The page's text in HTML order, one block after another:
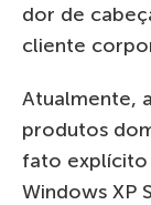
dor de
cliente
Atualmente,
produtos
fato explícito
Windows XP